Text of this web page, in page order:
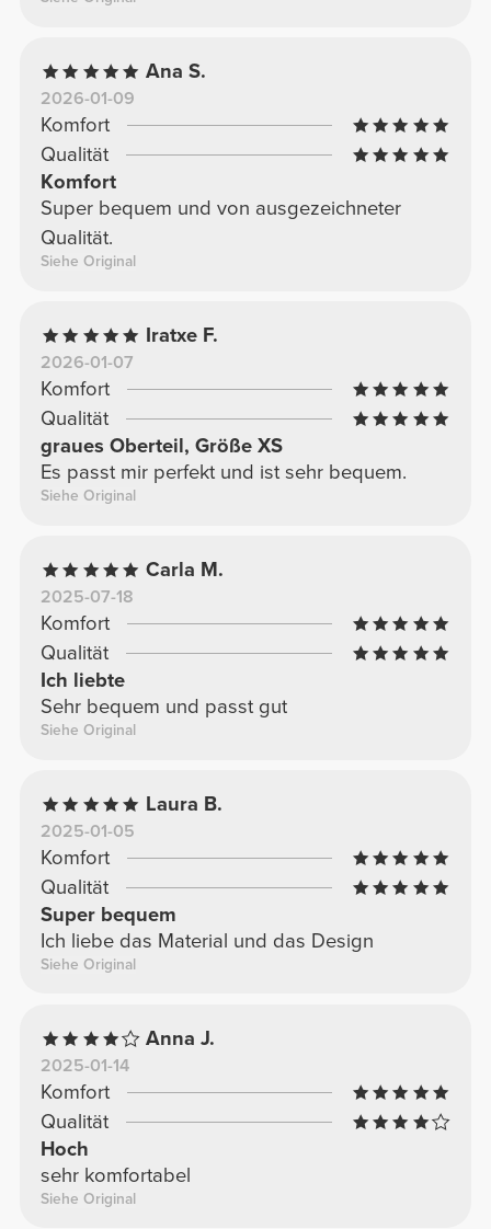
Ana S.
2026-01-09
Komfort
Qualität
Komfort
Super bequem und von ausgezeichneter
Qualität.
Siehe Original
Iratxe F.
2026-01-07
Komfort
Qualität
graues Oberteil, Größe XS
Es passt mir perfekt und ist sehr bequem.
Siehe Original
Carla M.
2025-07-18
Komfort
Qualität
Ich liebte
Sehr bequem und passt gut
Siehe Original
Laura B.
2025-01-05
Komfort
Qualität
Super bequem
Ich liebe das Material und das Design
Siehe Original
Anna J.
2025-01-14
Komfort
Qualität
Hoch
sehr komfortabel
Siehe Original